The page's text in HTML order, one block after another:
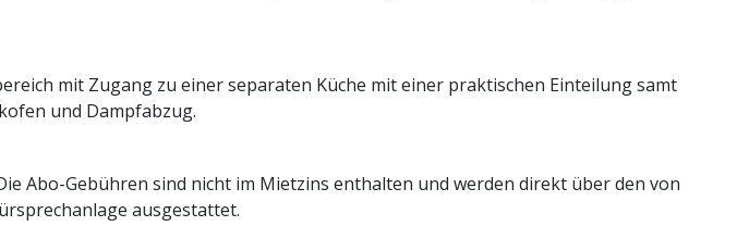
mit Zugang zu einer separaten Küche mit einer praktischen Einteilung samt
und Dampfabzug.
Abo-Gebühren sind nicht im Mietzins enthalten und werden direkt über den von
ausgestattet.